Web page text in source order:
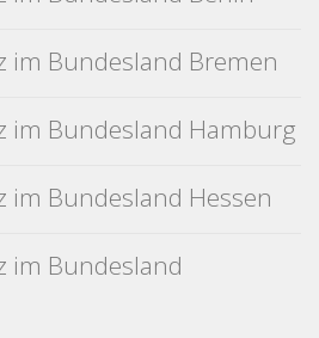
im Bundesland Bremen
im Bundesland Hamburg
Bundesland Hessen
im Bundesland